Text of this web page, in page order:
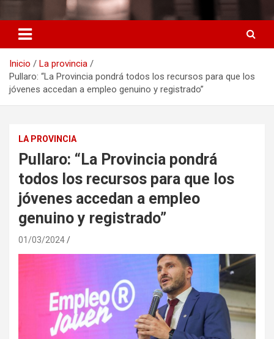
Inicio
La provincia
Pullaro: “La Provincia pondrá todos los recursos para que los
jóvenes accedan a empleo genuino y registrado”
LA PROVINCIA
Pullaro: “La Provincia pondrá
todos los recursos para que los
jóvenes accedan a empleo
genuino y registrado”
01/03/2024